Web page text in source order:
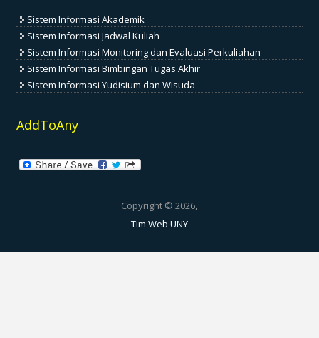
Sistem Informasi Akademik
Sistem Informasi Jadwal Kuliah
Sistem Informasi Monitoring dan Evaluasi Perkuliahan
Sistem Informasi Bimbingan Tugas Akhir
Sistem Informasi Yudisium dan Wisuda
AddToAny
Copyright © 2026,
Tim Web UNY